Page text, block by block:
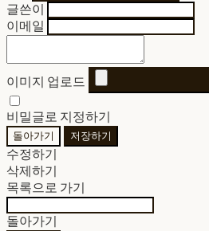
글쓴이
이메일
이미지 업로드
비밀글로 지정하기
돌아가기 저장하기
수정하기
삭제하기
목록으로 가기
돌아가기